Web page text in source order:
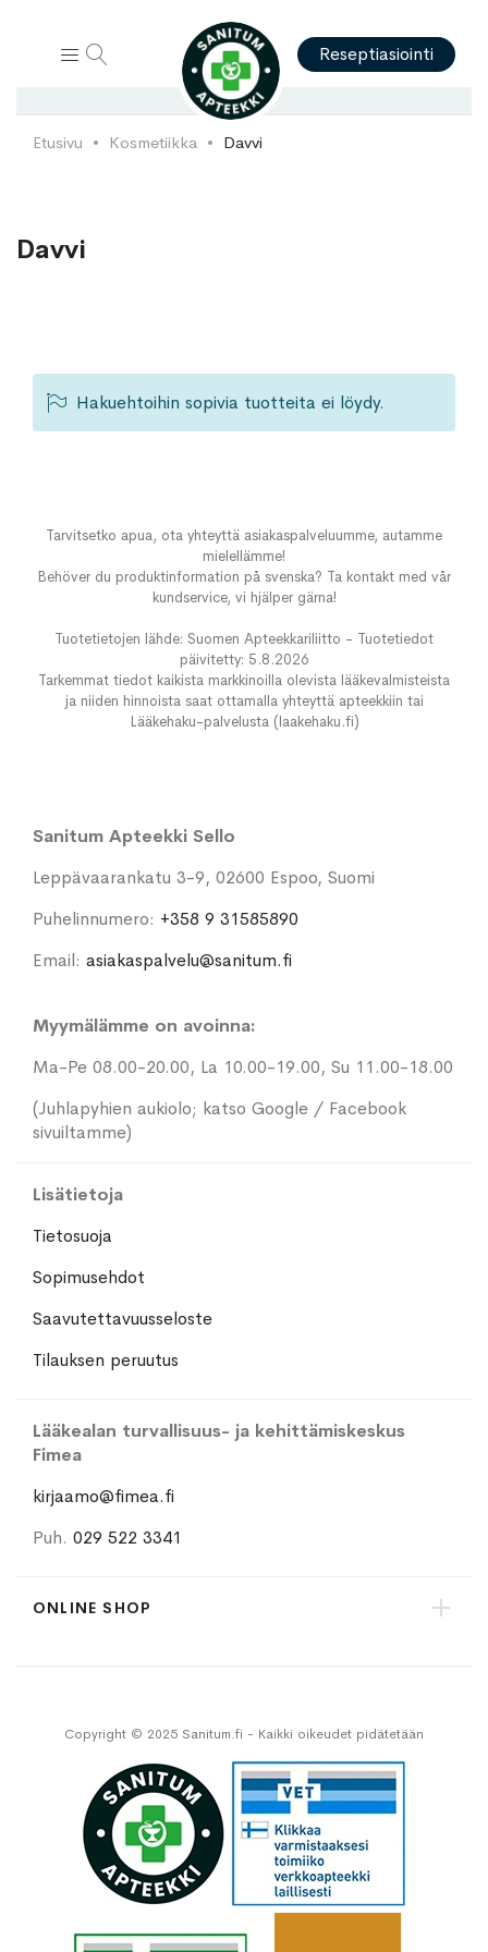
Reseptiasiointi
Etusivu Kosmetiikka Davvi
Davvi
Hakuehtoihin sopivia tuotteita ei löydy.
Tarvitsetko apua, ota yhteyttä asiakaspalveluumme, autamme
mielellämme!
Behöver du produktinformation på svenska? Ta kontakt med vår
kundservice, vi hjälper gärna!
Tuotetietojen lähde: Suomen Apteekkariliitto - Tuotetiedot
päivitetty: 5.8.2026
Tarkemmat tiedot kaikista markkinoilla olevista lääkevalmisteista
ja niiden hinnoista saat ottamalla yhteyttä apteekkiin tai
Lääkehaku-palvelusta (laakehaku.fi)
Sanitum Apteekki Sello
Leppävaarankatu 3-9, 02600 Espoo, Suomi
Puhelinnumero: +358 9 31585890
Email: asiakaspalvelu@sanitum.fi
Myymälämme on avoinna:
Ma-Pe 08.00-20.00, La 10.00-19.00, Su 11.00-18.00
(Juhlapyhien aukiolo; katso Google / Facebook
sivuiltamme)
Lisätietoja
Tietosuoja
Sopimusehdot
Saavutettavuusseloste
Tilauksen peruutus
Lääkealan turvallisuus- ja kehittämiskeskus
Fimea
kirjaamo@fimea.fi
Puh. 029 522 3341
ONLINE SHOP
Copyright © 2025 Sanitum.fi - Kaikki oikeudet pidätetään